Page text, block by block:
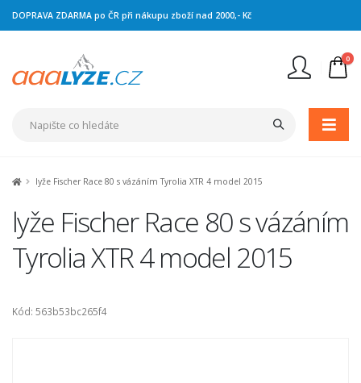
DOPRAVA ZDARMA po ČR při nákupu zboží nad 2000,- Kč
0
lyže Fischer Race 80 s vázáním Tyrolia XTR 4 model 2015
lyže Fischer Race 80 s vázáním
Tyrolia XTR 4 model 2015
Kód: 563b53bc265f4